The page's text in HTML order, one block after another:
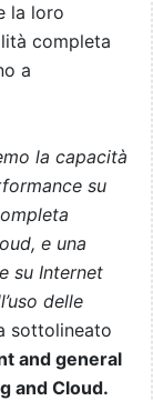
la loro
completa
a
la capacità
su
e una
su Internet
delle
sottolineato
and general
and Cloud.